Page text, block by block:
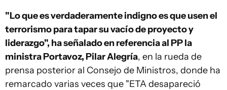
"Lo que es verdaderamente indigno es que usen el
terrorismo para tapar su vacío de proyecto y
liderazgo", ha señalado en referencia al PP la
ministra Portavoz, Pilar Alegría, en la rueda de
prensa posterior al Consejo de Ministros, donde ha
remarcado varias veces que "ETA desapareció